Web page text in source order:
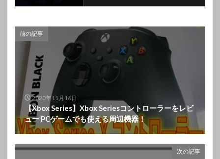
前の記事
2020年11月16日
【Xbox Series】Xbox Seriesコントローラーをレビ
ュー PCゲームでも使える周辺機器！
次の記事